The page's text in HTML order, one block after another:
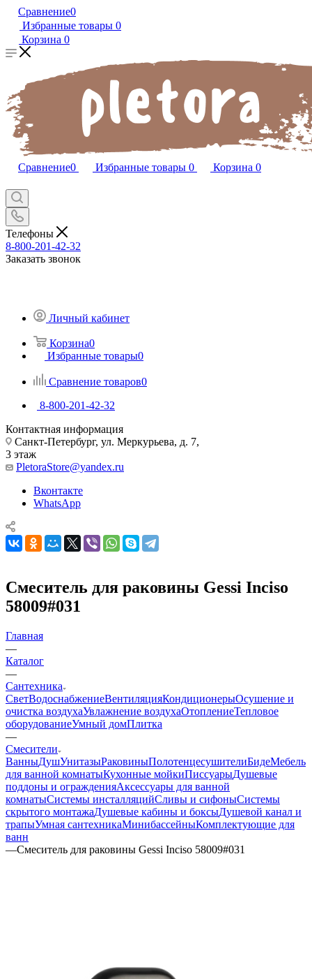
Сравнение0
Избранные товары 0
Корзина 0
Сравнение0 Избранные товары 0 Корзина 0
Телефоны
8-800-201-42-32
Заказать звонок
Личный кабинет
Корзина0
Избранные товары0
Сравнение товаров0
8-800-201-42-32
Контактная информация
Санкт-Петербург, ул. Меркурьева, д. 7,
3 этаж
PletoraStore@yandex.ru
Вконтакте
WhatsApp
Смеситель для раковины Gessi Inciso
58009#031
Главная
—
Каталог
—
Сантехника
СветВодоснабжениеВентиляцияКондиционерыОсушение и
очистка воздухаУвлажнение воздухаОтоплениеТепловое
оборудованиеУмный домПлитка
—
Смесители
ВанныДушУнитазыРаковиныПолотенцесушителиБидеМебель
для ванной комнатыКухонные мойкиПиссуарыДушевые
поддоны и огражденияАксессуары для ванной
комнатыСистемы инсталляцийСливы и сифоныСистемы
скрытого монтажаДушевые кабины и боксыДушевой канал и
трапыУмная сантехникаМинибассейныКомплектующие для
ванн
—Смеситель для раковины Gessi Inciso 58009#031